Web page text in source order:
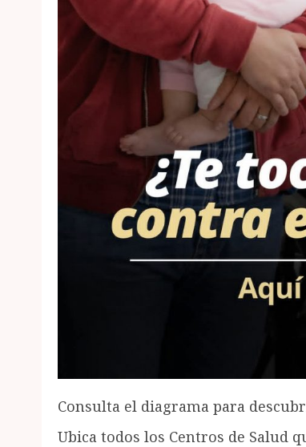
Consulta el diagrama para
Ubica todos los Centros de Salud